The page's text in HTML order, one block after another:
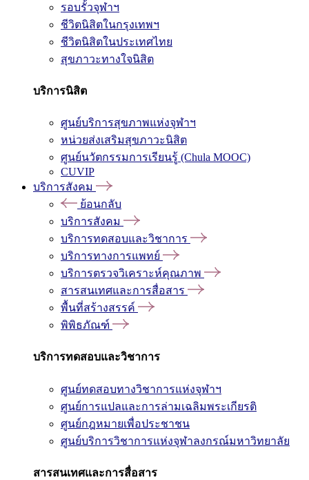
รอบรั้วจุฬาฯ
ชีวิตนิสิตในกรุงเทพฯ
ชีวิตนิสิตในประเทศไทย
สุขภาวะทางใจนิสิต
บริการนิสิต
ศูนย์บริการสุขภาพแห่งจุฬาฯ
หน่วยส่งเสริมสุขภาวะนิสิต
ศูนย์นวัตกรรมการเรียนรู้ (Chula MOOC)
CUVIP
บริการสังคม
ย้อนกลับ
บริการสังคม
บริการทดสอบและวิชาการ
บริการทางการแพทย์
บริการตรวจวิเคราะห์คุณภาพ
สารสนเทศและการสื่อสาร
พื้นที่สร้างสรรค์
พิพิธภัณฑ์
บริการทดสอบและวิชาการ
ศูนย์ทดสอบทางวิชาการแห่งจุฬาฯ
ศูนย์การแปลและการล่ามเฉลิมพระเกียรติ
ศูนย์กฎหมายเพื่อประชาชน
ศูนย์บริการวิชาการแห่งจุฬาลงกรณ์มหาวิทยาลัย
สารสนเทศและการสื่อสาร